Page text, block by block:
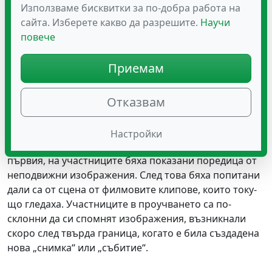
„преминаване“ върху минали спомени, по начина,
по който ключовите снимки се използват за
идентифициране на събития. Когато мозъкът открие
модел на задействане, който изглежда познат, той
„отваря“ това събитие.
Какви са използваните тестове за
паметта?
Използвани са два различни теста за памет,
първия, на участниците бяха показани поредица от
неподвижни изображения. След това бяха попитани
дали са от сцена от филмовите клипове, които току-
що гледаха. Участниците в проучването са по-
склонни да си спомнят изображения, възникнали
скоро след твърда граница, когато е била създадена
нова „снимка“ или „събитие“.
Използваме бисквитки за по-добра работа на
сайта. Изберете какво да разрешите. Научи
повече
Приемам
Отказвам
Настройки